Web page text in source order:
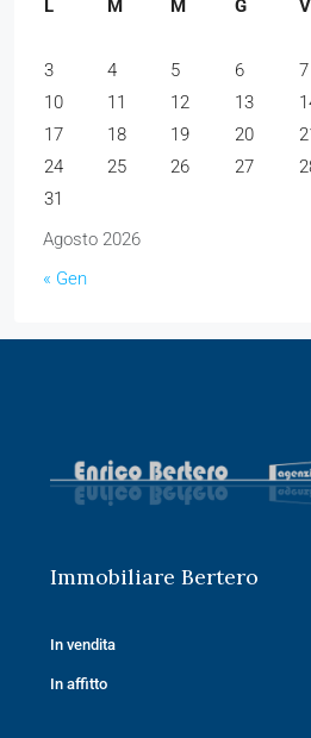
Agosto 2026
L M M G V
3
4 5 6 7
10
11 12 13
17
18 19 20
24
25 26 27
31
« Gen
Immobiliare Bertero
In vendita
In affitto